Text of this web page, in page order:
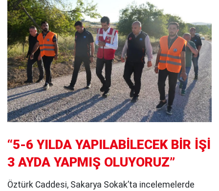
“5-6 YILDA YAPILABİLECEK BİR İŞİ
3 AYDA YAPMIŞ OLUYORUZ”
Öztürk Caddesi, Sakarya Sokak’ta incelemelerde